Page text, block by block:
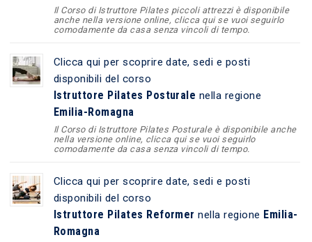
Il Corso di Istruttore Pilates piccoli attrezzi è disponibile
anche nella versione online, clicca qui se vuoi seguirlo
comodamente da casa senza vincoli di tempo.
Clicca qui per scoprire date, sedi e posti
disponibili del corso
Istruttore Pilates Posturale nella regione
Emilia-Romagna
Il Corso di Istruttore Pilates Posturale è disponibile anche
nella versione online, clicca qui se vuoi seguirlo
comodamente da casa senza vincoli di tempo.
Clicca qui per scoprire date, sedi e posti
disponibili del corso
Istruttore Pilates Reformer nella regione Emilia-
Romagna